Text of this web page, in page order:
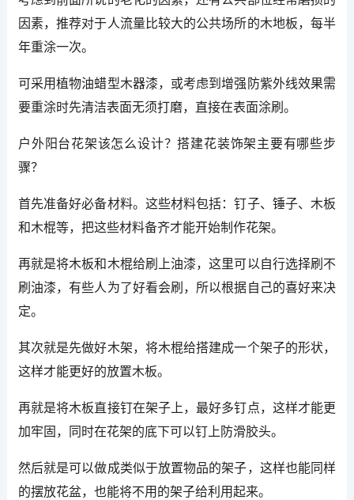
因素，推荐对于人流量比较大的公共场所的木地板，每半
年重涂一次。
可采用植物油蜡型木器漆，或考虑到增强防紫外线效果需
要重涂时先清洁表面无须打磨，直接在表面涂刷。
户外阳台花架该怎么设计？搭建花装饰架主要有哪些步
骤？
首先准备好必备材料。这些材料包括：钉子、锤子、木板
和木棍等，把这些材料备齐才能开始制作花架。
再就是将木板和木棍给刷上油漆，这里可以自行选择刷不
刷油漆，有些人为了好看会刷，所以根据自己的喜好来决
定。
其次就是先做好木架，将木棍给搭建成一个架子的形状，
这样才能更好的放置木板。
再就是将木板直接钉在架子上，最好多钉点，这样才能更
加牢固，同时在花架的底下可以钉上防滑胶头。
然后就是可以做成类似于放置物品的架子，这样也能同样
的摆放花盆，也能将不用的架子给利用起来。